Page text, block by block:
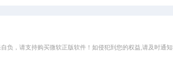
，请支持购买微软正版软件！如侵犯到您的权益,请及时通知